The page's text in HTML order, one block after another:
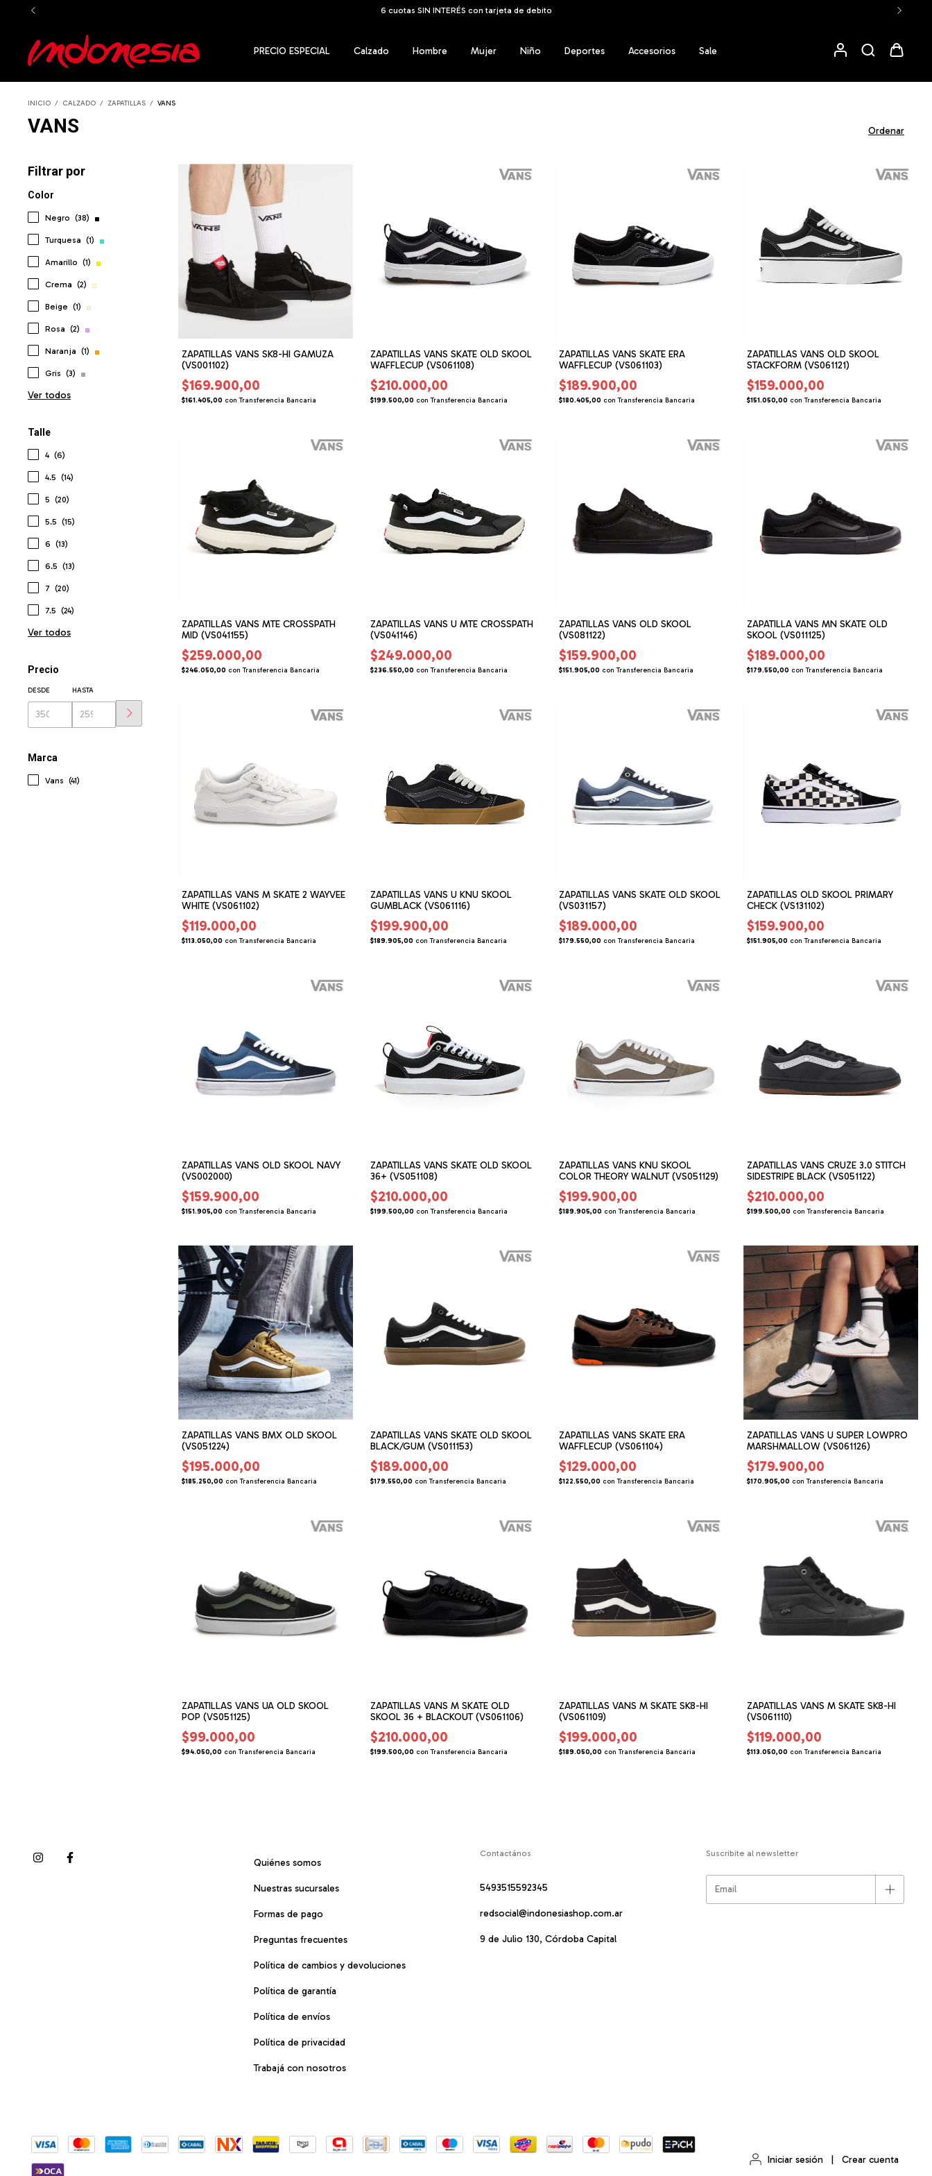
ENVÍOS GRATIS A TODO EL PAÍS a partir de los $159.999
PRECIO ESPECIAL Calzado Hombre Mujer Niño Deportes Accesorios Sale
INICIO / CALZADO / ZAPATILLAS / VANS
VANS Ordenar
Filtrar por
Color
Negro (38)
Turquesa (1)
Amarillo (1)
Crema (2)
Beige (1)
Rosa (2)
Naranja (1)
Gris (3)
Ver todos
Talle
4 (6)
4.5 (14)
5 (20)
5.5 (15)
6 (13)
6.5 (13)
7 (20)
7.5 (24)
Ver todos
Precio
DESDE HASTA
Marca
Vans (41)
ZAPATILLAS VANS SK8-HI GAMUZA
(VS001102)
$169.900,00
$161.405,00 con Transferencia Bancaria
ZAPATILLAS VANS SKATE OLD SKOOL
WAFFLECUP (VS061108)
$210.000,00
$199.500,00 con Transferencia Bancaria
ZAPATILLAS VANS SKATE ERA
WAFFLECUP (VS061103)
$189.900,00
$180.405,00 con Transferencia Bancaria
ZAPATILLAS VANS OLD SKOOL
STACKFORM (VS061121)
$159.000,00
$151.050,00 con Transferencia Bancaria
ZAPATILLAS VANS MTE CROSSPATH
MID (VS041155)
$259.000,00
$246.050,00 con Transferencia Bancaria
ZAPATILLAS VANS U MTE CROSSPATH
(VS041146)
$249.000,00
$236.550,00 con Transferencia Bancaria
ZAPATILLAS VANS OLD SKOOL
(VS081122)
$159.900,00
$151.905,00 con Transferencia Bancaria
ZAPATILLA VANS MN SKATE OLD
SKOOL (VS011125)
$189.000,00
$179.550,00 con Transferencia Bancaria
ZAPATILLAS VANS M SKATE 2 WAYVEE
WHITE (VS061102)
$119.000,00
$113.050,00 con Transferencia Bancaria
ZAPATILLAS VANS U KNU SKOOL
GUMBLACK (VS061116)
$199.900,00
$189.905,00 con Transferencia Bancaria
ZAPATILLAS VANS SKATE OLD SKOOL
(VS031157)
$189.000,00
$179.550,00 con Transferencia Bancaria
ZAPATILLAS OLD SKOOL PRIMARY
CHECK (VS131102)
$159.900,00
$151.905,00 con Transferencia Bancaria
ZAPATILLAS VANS OLD SKOOL NAVY
(VS002000)
$159.900,00
$151.905,00 con Transferencia Bancaria
ZAPATILLAS VANS SKATE OLD SKOOL
36+ (VS051108)
$210.000,00
$199.500,00 con Transferencia Bancaria
ZAPATILLAS VANS KNU SKOOL
COLOR THEORY WALNUT (VS051129)
$199.900,00
$189.905,00 con Transferencia Bancaria
ZAPATILLAS VANS CRUZE 3.0 STITCH
SIDESTRIPE BLACK (VS051122)
$210.000,00
$199.500,00 con Transferencia Bancaria
ZAPATILLAS VANS BMX OLD SKOOL
(VS051224)
$195.000,00
$185.250,00 con Transferencia Bancaria
ZAPATILLAS VANS SKATE OLD SKOOL
BLACK/GUM (VS011153)
$189.000,00
$179.550,00 con Transferencia Bancaria
ZAPATILLAS VANS SKATE ERA
WAFFLECUP (VS061104)
$129.000,00
$122.550,00 con Transferencia Bancaria
ZAPATILLAS VANS U SUPER LOWPRO
MARSHMALLOW (VS061126)
$179.900,00
$170.905,00 con Transferencia Bancaria
ZAPATILLAS VANS UA OLD SKOOL
POP (VS051125)
$99.000,00
$94.050,00 con Transferencia Bancaria
ZAPATILLAS VANS M SKATE OLD
SKOOL 36 + BLACKOUT (VS061106)
$210.000,00
$199.500,00 con Transferencia Bancaria
ZAPATILLAS VANS M SKATE SK8-HI
(VS061109)
$199.000,00
$189.050,00 con Transferencia Bancaria
ZAPATILLAS VANS M SKATE SK8-HI
(VS061110)
$119.000,00
$113.050,00 con Transferencia Bancaria
Quiénes somos
Nuestras sucursales
Formas de pago
Preguntas frecuentes
Política de cambios y devoluciones
Política de garantía
Política de envíos
Política de privacidad
Trabajá con nosotros
Contactános
5493515592345
redsocial@indonesiashop.com.ar
9 de Julio 130, Córdoba Capital
Suscribite al newsletter
Iniciar sesión Crear cuenta